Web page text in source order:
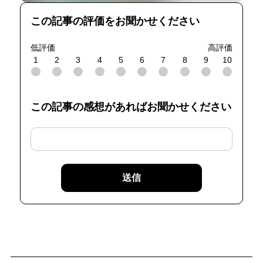
この記事の評価をお聞かせください
低評価
高評価
1
2 3 4 5 6 7 8 9 10
この記事の感想があればお聞かせください
送信